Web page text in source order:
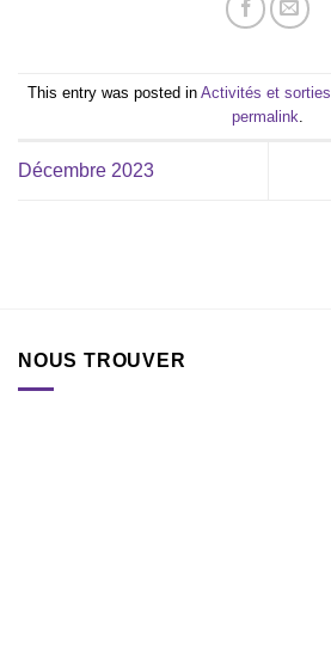
This entry was posted in Activités et sorties
permalink.
Décembre 2023
NOUS TROUVER